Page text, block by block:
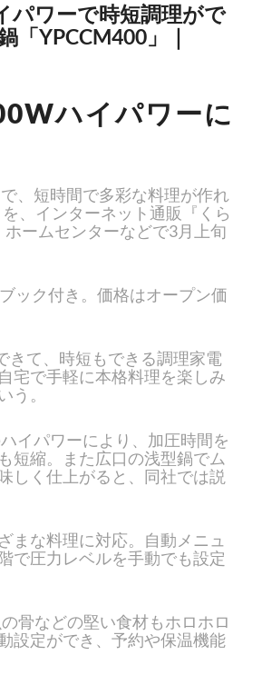
パワーで時短調理がで
「YPCCM400」｜
ハイパワーに
、短時間で多彩な料理が作れ
、インターネット通販『くら
ームセンターなどで3月上旬
ック付き。価格はオープン価
きて、時短もできる調理家電
宅で手軽に本格料理を楽しみ
う。
イパワーにより、加圧時間を
短縮。また広口の浅型鍋でム
しく仕上がると、同社では説
まな料理に対応。自動メニュ
で圧力レベルを手動でも設定
骨などの堅い食材もホロホロ
設定ができ、予約や保温機能